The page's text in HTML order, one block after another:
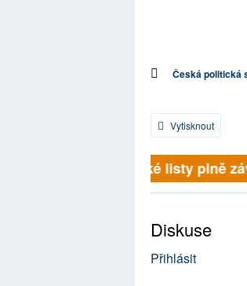
Česká politická
Vytisknout
Britské listy plně
Diskuse
Přihlásit